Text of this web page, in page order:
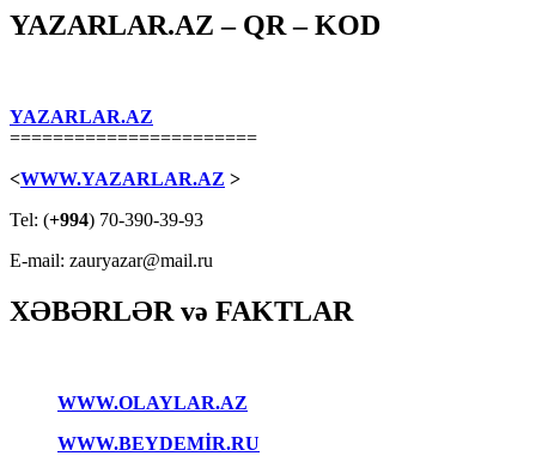
YAZARLAR.AZ – QR – KOD
YAZARLAR.AZ
=======================
<WWW.YAZARLAR.AZ >
Tel: (+994) 70-390-39-93
E-mail: zauryazar@mail.ru
XƏBƏRLƏR və FAKTLAR
WWW.OLAYLAR.AZ
WWW.BEYDEMİR.RU